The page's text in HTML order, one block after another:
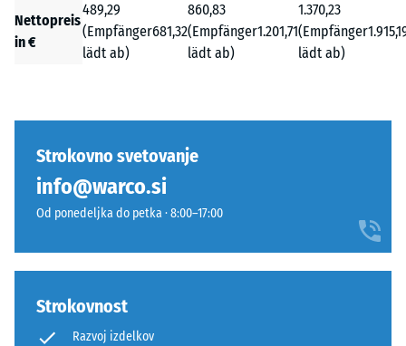
Nettopreis
in €
489,29
(Empfänger
lädt ab)
681,32
860,83
(Empfänger
lädt ab)
1.201,71
1.370,23
(Empfänger
lädt ab)
Strokovno svetovanje
info@warco.si
Od ponedeljka do petka · 8:00–17:00
Strokovnost
Razvoj izdelkov